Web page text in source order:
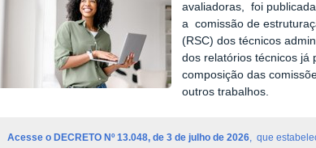
avaliadoras, foi
a comissão de
(RSC) dos técnicos
dos relatórios técnicos já
composição das
outros trabalhos.
Acesse o DECRETO Nº 13.048, de 3 de julho de 2026, que